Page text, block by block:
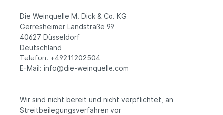
Die Weinquelle M. Dick & Co. KG
Gerresheimer Landstraße 99
40627 Düsseldorf
Deutschland
Telefon: +49211202504
E-Mail: info@die-weinquelle.com
Wir sind nicht bereit und nicht verpflichtet, an
Streitbeilegungsverfahren vor